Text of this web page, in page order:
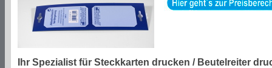
Ihr Spezialist für Steckkarten drucken / Beutelreiter